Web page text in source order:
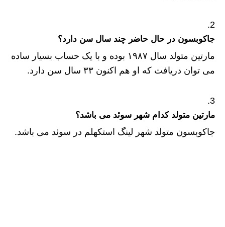
جاکوبسون در حال حاضر چند سال سن دارد؟
مارتین متولد سال ۱۹۸۷ بوده و با یک حساب بسیار ساده
می توان دریافت که او هم اکنون ۳۳ سال سن دارد.
مارتین متولد کد ام شهر سوئد می باشد؟
جاکوبسون متولد شهر لینگ استکهلم در سوئد می باشد.